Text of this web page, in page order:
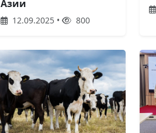
Азии
12.09.2025 • 800